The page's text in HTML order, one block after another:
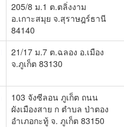
205/8 ม.1 ต.ตลิ่งงาม
อ.เกาะสมุย จ.สุราษฎร์ธานี
84140
21/17 ม.7 ต.ฉลอง อ.เมือง
จ.ภูเก็ต 83130
103 จังซีลอน ภูเก็ต ถนน
ผังเมืองสาย ก ตำบล ป่าตอง
อำเภอกะทู้ จ. ภูเก็ต 83150